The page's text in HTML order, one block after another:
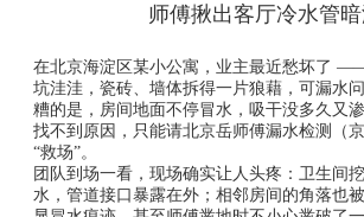
师傅揪出客厅冷水管
在北京海淀区某小公寓，业主最近愁坏了
坑洼洼，瓷砖、墙体拆得一片狼藉，可漏水
糟的是，房间地面不停冒水，吸干没多久又
找不到原因，只能请北京岳师傅漏水检测（
“救场”。
团队到场一看，现场确实让人头疼：卫生间
水，管道接口暴露在外；相邻房间的角落也